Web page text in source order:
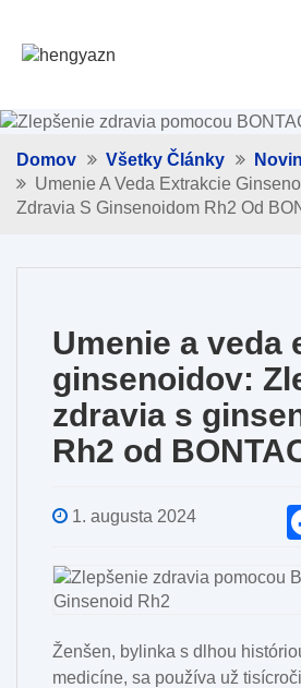
Domov Všetky Články
Umenie A Veda Extrakcie
Zdravia S Ginsenoidom Rh2 Od
Umenie a veda
ginsenoidov:
zdravia s
Rh2 od
1. augusta 2024
Ženšen, bylinka s dlhou
medicíne, sa používa už